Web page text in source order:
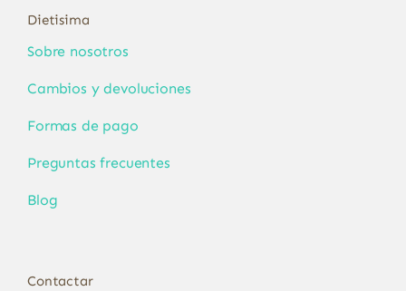
Dietisima
Sobre nosotros
Cambios y devoluciones
Formas de pago
Preguntas frecuentes
Blog
Contactar